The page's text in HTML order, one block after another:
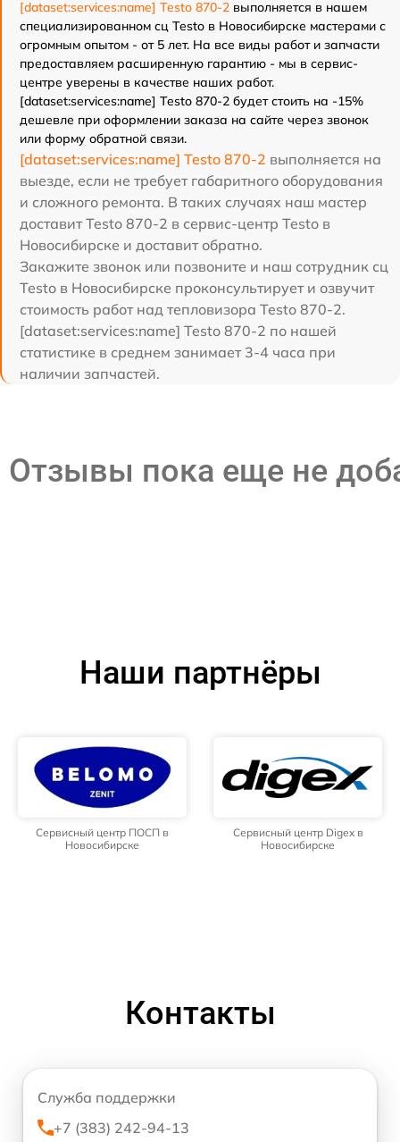
[dataset:services:name] Testo 870-2 выполняется в нашем
специализированном сц Testo в Новосибирске мастерами с
огромным опытом - от 5 лет. На все виды работ и запчасти
предоставляем расширенную гарантию - мы в сервис-
центре уверены в качестве наших работ.
[dataset:services:name] Testo 870-2 будет стоить на -15%
дешевле при оформлении заказа на сайте через звонок
или форму обратной связи.
[dataset:services:name] Testo 870-2 выполняется на
выезде, если не требует габаритного оборудования
и сложного ремонта. В таких случаях наш мастер
доставит Testo 870-2 в сервис-центр Testo в
Новосибирске и доставит обратно.
Закажите звонок или позвоните и наш сотрудник сц
Testo в Новосибирске проконсультирует и озвучит
стоимость работ над тепловизора Testo 870-2.
[dataset:services:name] Testo 870-2 по нашей
статистике в среднем занимает 3-4 часа при
наличии запчастей.
Отзывы пока еще не
Наши партнёры
Сервисный центр ПОСП в
Новосибирске
Сервисный центр Digex в
Новосибирске
Контакты
Служба поддержки
+7 (383) 242-94-13